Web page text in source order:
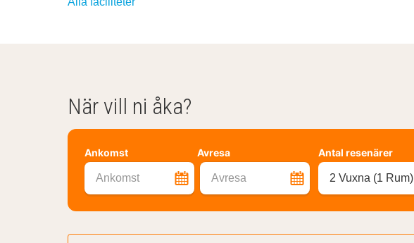
När vill ni åka?
Ankomst Avresa
Ankomst Avresa
Antal resenärer
2 Vuxna (1 Rum)